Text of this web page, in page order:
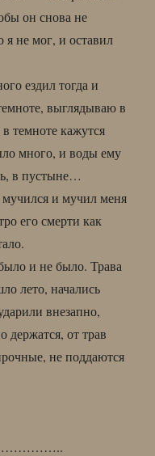
он снова не
не мог, и оставил
ездил тогда и
выглядываю в
темноте кажутся
много, и воды ему
в пустыне…
и мучил меня
его смерти как
и не было. Трава
лето, начались
внезапно,
держатся, от трав
не поддаются